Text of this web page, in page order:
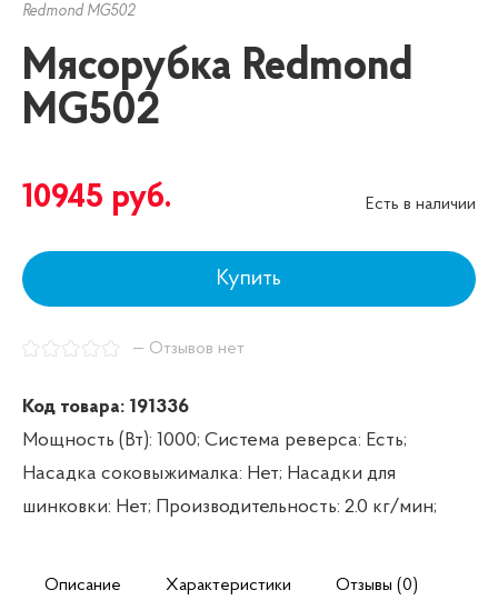
Redmond MG502
Мясорубка Redmond
MG502
10945 руб. Есть в наличии
Купить
— Отзывов нет
Код товара: 191336
Мощность (Вт): 1000; Система реверса: Есть;
Насадка соковыжималка: Нет; Насадки для
шинковки: Нет; Производительность: 2.0 кг/мин;
Описание Характеристики Отзывы (0)